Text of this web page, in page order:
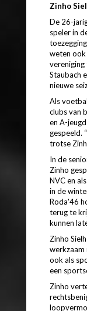
Zinho
De 26-
speler in
weten ook
vereniging
Staubach
nieuwe
Als
clubs van
en A-
gespeeld.
trotse
In de
Zinho
NVC en
in de
Roda'46
terug te
kunnen
Zinho
werkzaam
ook als
een
Zinho